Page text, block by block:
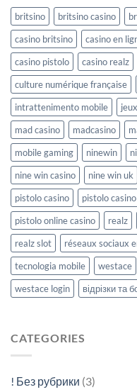
britsino britsino casino
casino britsino
casino en
casino pistolo
casino realz
culture numérique française
intrattenimento mobile
mad casino
madcasino
mobile gaming
ninewin
nine win casino
nine win uk
pistolo casino
pistolo
pistolo online casino
realz
realz slot
réseaux sociaux
tecnologia mobile
westace
westace login
відрізки та
CATEGORIES
! Без рубрики (3)